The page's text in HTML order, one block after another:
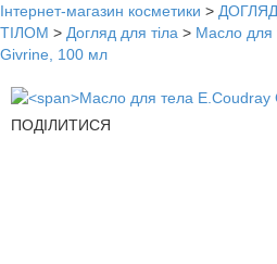
Інтернет-магазин косметики > ДОГЛЯД
ТІЛОМ > Догляд для тіла > Масло для
Givrine, 100 мл
ПОДІЛИТИСЯ